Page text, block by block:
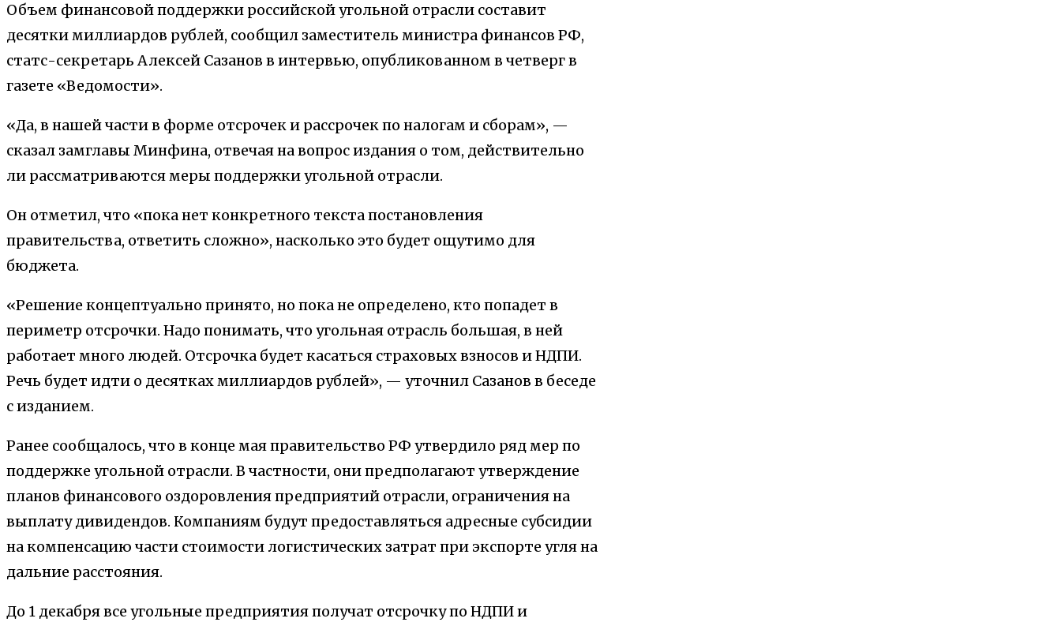
Объем финансовой поддержки российской угольной отрасли составит
десятки миллиардов рублей, сообщил заместитель министра финансов РФ,
статс-секретарь Алексей Сазанов в интервью, опубликованном в четверг в
газете «Ведомости».
«Да, в нашей части в форме отсрочек и рассрочек по налогам и сборам», —
сказал замглавы Минфина, отвечая на вопрос издания о том, действительно
ли рассматриваются меры поддержки угольной отрасли.
Он отметил, что «пока нет конкретного текста постановления
правительства, ответить сложно», насколько это будет ощутимо для
бюджета.
«Решение концептуально принято, но пока не определено, кто попадет в
периметр отсрочки. Надо понимать, что угольная отрасль большая, в ней
работает много людей. Отсрочка будет касаться страховых взносов и НДПИ.
Речь будет идти о десятках миллиардов рублей», — уточнил Сазанов в беседе
с изданием.
Ранее сообщалось, что в конце мая правительство РФ утвердило ряд мер по
поддержке угольной отрасли. В частности, они предполагают утверждение
планов финансового оздоровления предприятий отрасли, ограничения на
выплату дивидендов. Компаниям будут предоставляться адресные субсидии
на компенсацию части стоимости логистических затрат при экспорте угля на
дальние расстояния.
До 1 декабря все угольные предприятия получат отсрочку по НДПИ и